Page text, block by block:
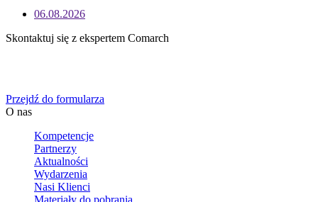
06.08.2026
Skontaktuj się z ekspertem Comarch
Przejdź do formularza
O nas
Kompetencje
Partnerzy
Aktualności
Wydarzenia
Nasi Klienci
Materiały do pobrania